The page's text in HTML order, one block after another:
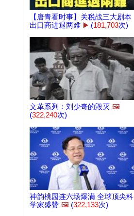
【唐青看时事】关税战三大剧本
出口商进退两难 ▶️ (181,703次)
文革系列：刘少奇的毁灭 🖼️
(322,240次)
神韵桃园连六场爆满 全球顶尖科
学家盛赞 🖼️ (322,133次)